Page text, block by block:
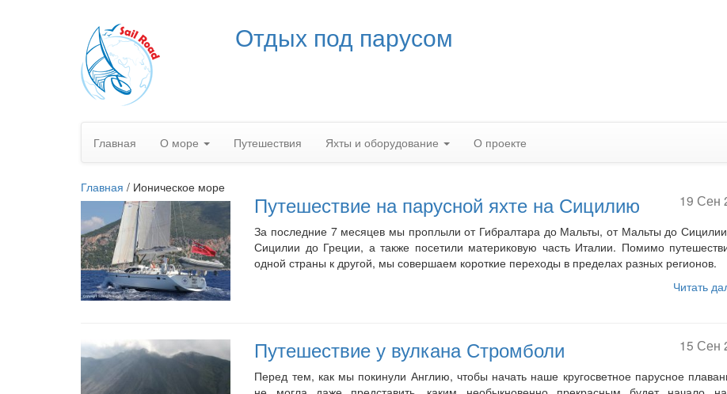
Отдых под парусом
Главная О море Путешествия Яхты и оборудование О проекте
Главная / Ионическое море
19 Сен
Путешествие на парусной яхте на Сицилию
За последние 7 месяцев мы проплыли от Гибралтара до Мальты, от Мальты до
Сицилии до Греции, а также посетили материковую часть Италии. Помимо
одной страны к другой, мы совершаем короткие переходы в пределах разных регионов.
Читать
15 Сен
Путешествие у вулкана Стромболи
Перед тем, как мы покинули Англию, чтобы начать наше кругосветное парусное